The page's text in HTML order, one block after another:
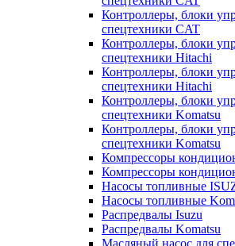
Контроллеры, блоки
спецтехники CAT
Контроллеры, блоки
спецтехники Hitachi
Контроллеры, блоки
спецтехники Hitachi
Контроллеры, блоки
спецтехники Komatsu
Контроллеры, блоки
спецтехники Komatsu
Компрессоры
Компрессоры
Насосы топливные
Насосы топливные
Распредвалы Isuzu
Распредвалы Komatsu
Масляный насос для